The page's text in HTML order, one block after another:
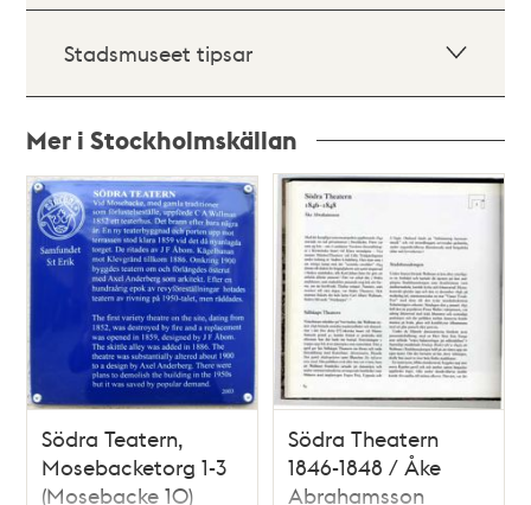
Stadsmuseet tipsar
Mer i Stockholmskällan
Relaterade
poster
och
teman
Södra Teatern,
Mosebacketorg 1-3
(Mosebacke 10)
Södra Theatern
1846-1848 / Åke
Abrahamsson